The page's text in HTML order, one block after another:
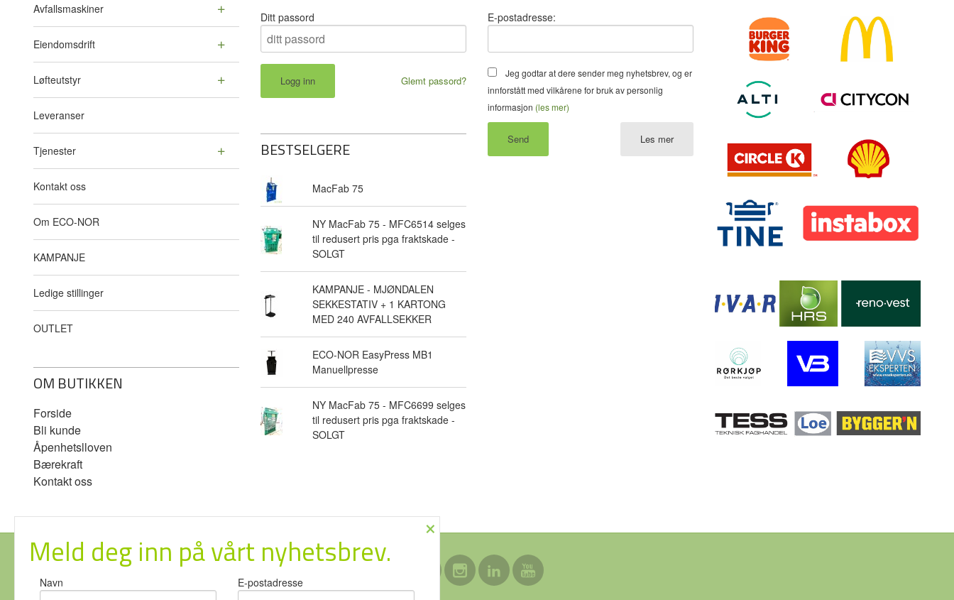
Avfallsmaskiner
Eiendomsdrift
Løfteutstyr
Leveranser
Tjenester
Kontakt oss
Om ECO-NOR
KAMPANJE
Ledige stillinger
OUTLET
OM BUTIKKEN
Forside
Bli kunde
Åpenhetslloven
Bærekraft
Kontakt oss
Ditt passord
Glemt passord?
BESTSELGERE
MacFab 75
NY MacFab 75 - MFC6514 selges
til redusert pris pga fraktskade -
SOLGT
KAMPANJE - MJØNDALEN
SEKKESTATIV + 1 KARTONG
MED 240 AVFALLSEKKER
ECO-NOR EasyPress MB1
Manuellpresse
NY MacFab 75 - MFC6699 selges
til redusert pris pga fraktskade -
SOLGT
E-postadresse:
Jeg godtar at dere sender meg nyhetsbrev, og er
innforstått med vilkårene for bruk av personlig
informasjon (les mer)
Les mer
×
Meld deg inn på vårt nyhetsbrev.
Navn E-postadresse